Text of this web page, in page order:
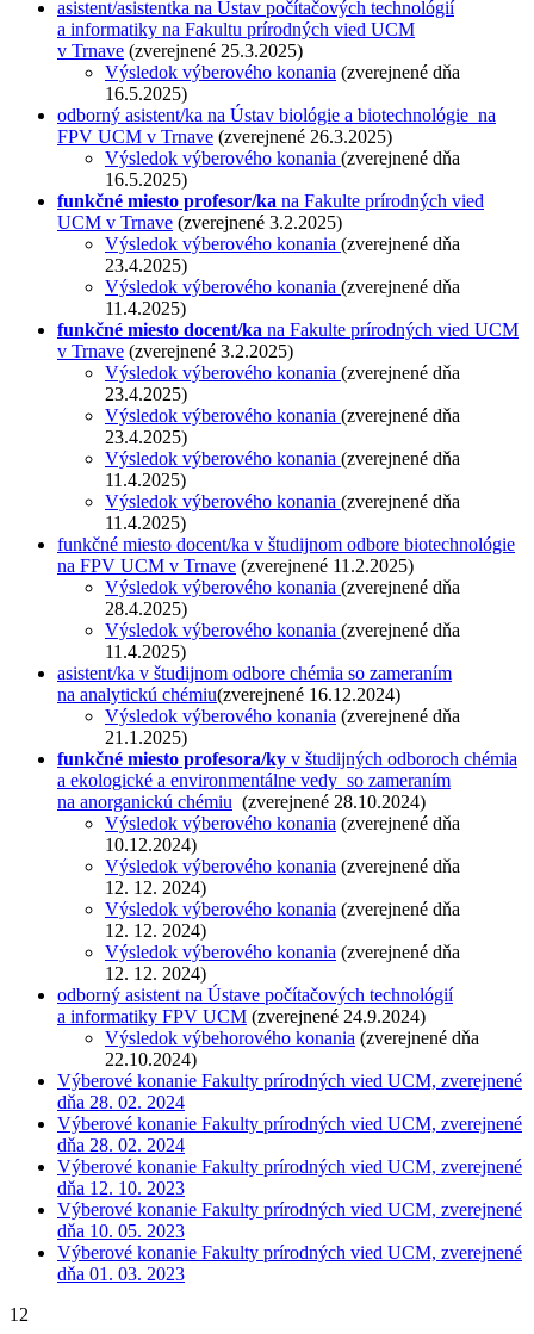
asistent/asistentka na Ústav počítačových technológií
a informatiky na Fakultu prírodných vied UCM
v Trnave (zverejnené 25.3.2025)
Výsledok výberového konania (zverejnené dňa
16.5.2025)
odborný asistent/ka na Ústav biológie a biotechnológie na
FPV UCM v Trnave (zverejnené 26.3.2025)
Výsledok výberového konania (zverejnené dňa
16.5.2025)
funkčné miesto profesor/ka na Fakulte prírodných vied
UCM v Trnave (zverejnené 3.2.2025)
Výsledok výberového konania (zverejnené dňa
23.4.2025)
Výsledok výberového konania (zverejnené dňa
11.4.2025)
funkčné miesto docent/ka na Fakulte prírodných vied UCM
v Trnave (zverejnené 3.2.2025)
Výsledok výberového konania (zverejnené dňa
23.4.2025)
Výsledok výberového konania (zverejnené dňa
23.4.2025)
Výsledok výberového konania (zverejnené dňa
11.4.2025)
Výsledok výberového konania (zverejnené dňa
11.4.2025)
funkčné miesto docent/ka v študijnom odbore biotechnológie
na FPV UCM v Trnave (zverejnené 11.2.2025)
Výsledok výberového konania (zverejnené dňa
28.4.2025)
Výsledok výberového konania (zverejnené dňa
11.4.2025)
asistent/ka v študijnom odbore chémia so zameraním
na analytickú chémiu(zverejnené 16.12.2024)
Výsledok výberového konania (zverejnené dňa
21.1.2025)
funkčné miesto profesora/ky v študijných odboroch chémia
a ekologické a environmentálne vedy so zameraním
na anorganickú chémiu (zverejnené 28.10.2024)
Výsledok výberového konania (zverejnené dňa
10.12.2024)
Výsledok výberového konania (zverejnené dňa
12. 12. 2024)
Výsledok výberového konania (zverejnené dňa
12. 12. 2024)
Výsledok výberového konania (zverejnené dňa
12. 12. 2024)
odborný asistent na Ústave počítačových technológií
a informatiky FPV UCM (zverejnené 24.9.2024)
Výsledok výbehorového konania (zverejnené dňa
22.10.2024)
Výberové konanie Fakulty prírodných vied UCM, zverejnené
dňa 28. 02. 2024
Výberové konanie Fakulty prírodných vied UCM, zverejnené
dňa 28. 02. 2024
Výberové konanie Fakulty prírodných vied UCM, zverejnené
dňa 12. 10. 2023
Výberové konanie Fakulty prírodných vied UCM, zverejnené
dňa 10. 05. 2023
Výberové konanie Fakulty prírodných vied UCM, zverejnené
dňa 01. 03. 2023
12